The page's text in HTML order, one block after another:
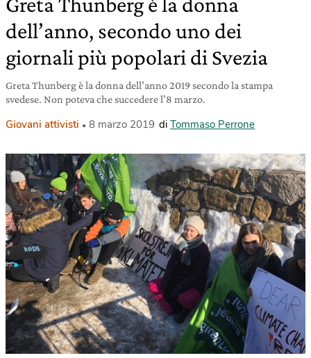
dell’anno, secondo uno dei
giornali più popolari di Svezia
Greta Thunberg è la donna dell’anno 2019 secondo la stampa
svedese. Non poteva che succedere l’8 marzo.
Giovani attivisti 8 marzo 2019 di Tommaso Perrone